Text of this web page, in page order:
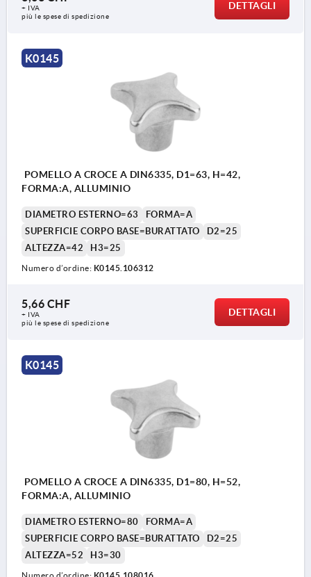
+ IVA
più le spese di spedizione
DETTAGLI
K0145
POMELLO A CROCE A DIN6335, D1=63, H=42,
FORMA:A, ALLUMINIO
DIAMETRO ESTERNO=63
FORMA=A
SUPERFICIE CORPO BASE=BURATTATO
D2=25
ALTEZZA=42
H3=25
Numero d’ordine: K0145.106312
5,66 CHF
+ IVA
più le spese di spedizione
DETTAGLI
K0145
POMELLO A CROCE A DIN6335, D1=80, H=52,
FORMA:A, ALLUMINIO
DIAMETRO ESTERNO=80
FORMA=A
SUPERFICIE CORPO BASE=BURATTATO
D2=25
ALTEZZA=52
H3=30
Numero d’ordine: K0145.108016